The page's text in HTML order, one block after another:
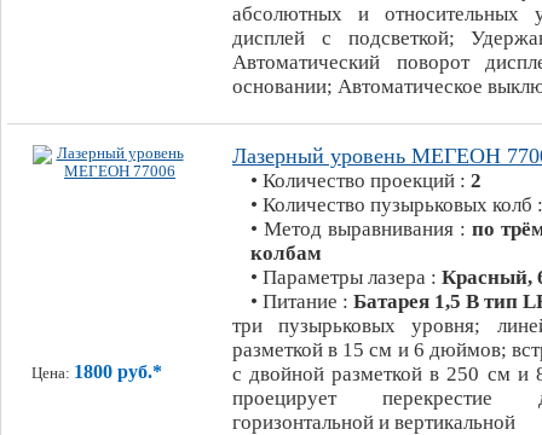
абсолютных и относительных
дисплей с подсветкой;
Автоматический поворот
основании; Автоматическое
Цена: 1800 руб.*
Лазерный уровень МЕГЕОН
• Количество проекций : 2
• Количество пузырьковых колб
• Метод выравнивания : по
колбам
• Параметры лазера : Красный,
• Питание : Батарея 1,5 В тип
три пузырьковых уровня;
разметкой в 15 см и 6 дюймов;
с двойной разметкой в 250 см и
проецирует
горизонтальной и вертикальной